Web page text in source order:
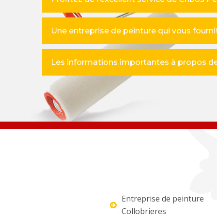
Une entreprise de peinture qui vous
Les informations importantes à propos
Entreprise de peinture
Collobrieres